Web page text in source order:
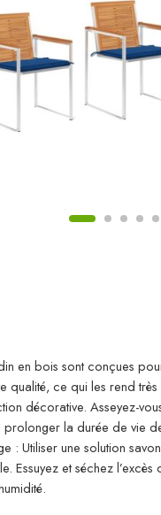
en bois sont conçues
qualité, ce qui les rend
décorative. Asseyez-
la durée de vie
: Utiliser une solution
Essuyez et séchez